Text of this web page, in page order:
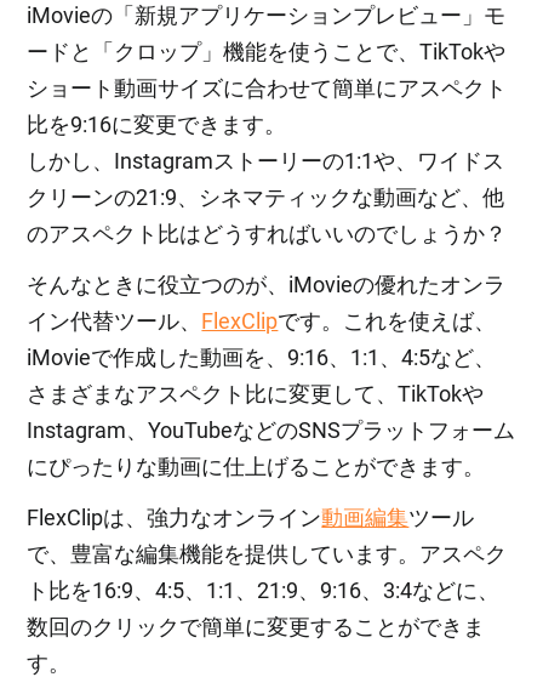
iMovieの「新規アプリケーションプレビュー」モ
ードと「クロップ」機能を使うことで、TikTokや
ショート動画サイズに合わせて簡単にアスペクト
比を9:16に変更できます。
しかし、Instagramストーリーの1:1や、ワイドス
クリーンの21:9、シネマティックな動画など、他
のアスペクト比はどうすればいいのでしょうか？
そんなときに役立つのが、iMovieの優れたオンラ
イン代替ツール、 FlexClipです。これを使えば、
iMovieで作成した動画を、9:16、1:1、4:5など、
さまざまなアスペクト比に変更して、TikTokや
Instagram、YouTubeなどのSNSプラットフォーム
にぴったりな動画に仕上げることができます。
FlexClipは、強力なオンライン動画編集ツール
で、豊富な編集機能を提供しています。アスペク
ト比を16:9、4:5、1:1、21:9、9:16、3:4などに、
数回のクリックで簡単に変更することができま
す。